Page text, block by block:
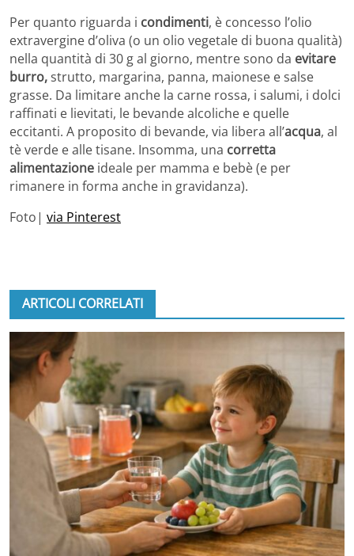
Per quanto riguarda i condimenti, è concesso l’olio
extravergine d’oliva (o un olio vegetale di buona qualità)
nella quantità di 30 g al giorno, mentre sono da evitare
burro,strutto, margarina, panna, maionese e salse
grasse. Da limitare anche la carne rossa, i salumi, i dolci
raffinati e lievitati, le bevande alcoliche e quelle
eccitanti. A proposito di bevande, via libera all’acqua, al
tè verde e alle tisane. Insomma, una corretta
alimentazione ideale per mamma e bebè (e per
rimanere in forma anche in gravidanza).
Foto| via Pinterest
ARTICOLI CORRELATI